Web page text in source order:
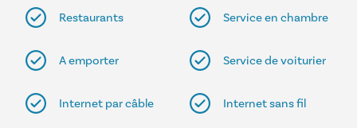
Restaurants Service en chambre
A emporter Service de voiturier
Internet par câble Internet sans fil